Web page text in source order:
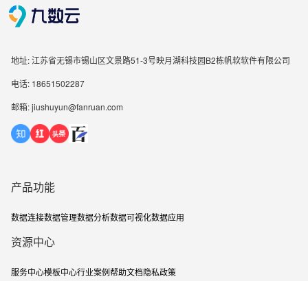
地址: 江苏省无锡市锡山区文景路51-3号映月湖科技园B2栋帆软软件有限公司
电话: 18651502287
邮箱: jiushuyun@fanruan.com
产品功能
数据连接数据管理数据分析数据可视化数据应用
资源中心
服务中心模板中心行业案例帮助文档隐私政策